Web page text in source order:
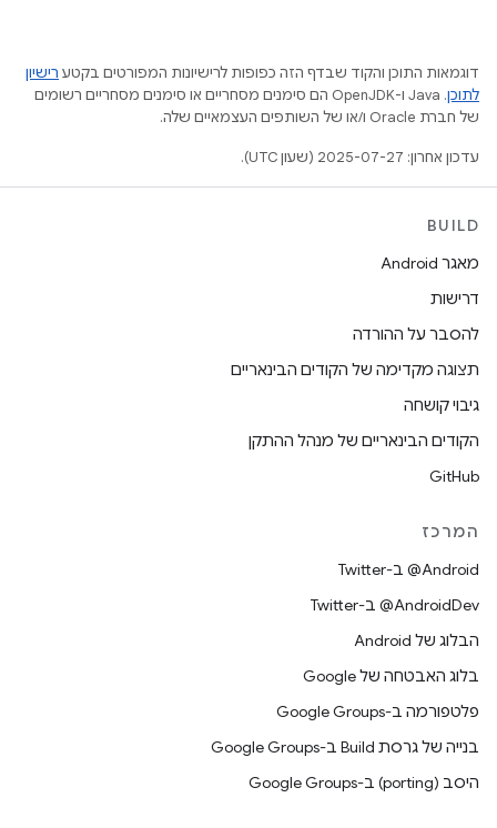
דוגמאות התוכן והקוד שבדף הזה כפופות לרישיונות המפורטים בקטע רישיון
לתוכן
.‏ Java ו-OpenJDK הם סימנים מסחריים או סימנים מסחריים רשומים
של חברת Oracle ו/או של השותפים העצמאיים שלה.
עדכון אחרון: 2025-07-27 (שעון UTC).
BUILD
מאגר Android
דרישות
להסבר על ההורדה
תצוגה מקדימה של הקודים הבינאריים
גיבוי קושחה
הקודים הבינאריים של מנהל ההתקן
GitHub
המרכז
‎@Android ב-Twitter
‎@AndroidDev ב-Twitter
הבלוג של Android
בלוג האבטחה של Google
פלטפורמה ב-Google Groups
בנייה של גרסת Build ב-Google Groups
היסב (porting) ב-Google Groups